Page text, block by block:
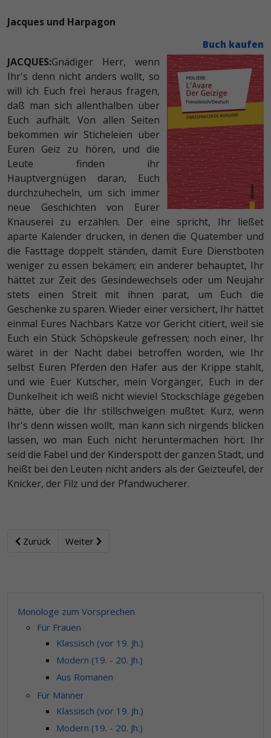
Jacques und Harpagon
Buch kaufen
JACQUES:Gnädiger Herr, wenn
Ihr's denn nicht anders wollt, so
will ich Euch frei heraus fragen,
daß man sich allenthalben über
Euch aufhält. Von allen Seiten
bekommen wir Sticheleien über
Euren Geiz zu hören, und die
Leute finden ihr
Hauptvergnügen daran, Euch
durchzuhecheln, um sich immer
neue Geschichten von Eurer
Knauserei zu erzählen. Der eine spricht, Ihr ließet
aparte Kalender drucken, in denen die Quatember und
die Fasttage doppelt ständen, damit Eure Dienstboten
weniger zu essen bekämen; ein anderer behauptet, Ihr
hättet zur Zeit des Gesindewechsels oder um Neujahr
stets einen Streit mit ihnen parat, um Euch die
Geschenke zu sparen. Wieder einer versichert, Ihr hättet
einmal Eures Nachbars Katze vor Gericht citiert, weil sie
Euch ein Stück Schöpskeule gefressen; noch einer, Ihr
wäret in der Nacht dabei betroffen worden, wie Ihr
selbst Euren Pferden den Hafer aus der Krippe stahlt,
und wie Euer Kutscher, mein Vorgänger, Euch in der
Dunkelheit ich weiß nicht wieviel Stockschläge gegeben
hätte, über die Ihr stillschweigen mußtet. Kurz, wenn
Ihr's denn wissen wollt, man kann sich nirgends blicken
lassen, wo man Euch nicht heruntermachen hört. Ihr
seid die Fabel und der Kinderspott der ganzen Stadt, und
heißt bei den Leuten nicht anders als der Geizteufel, der
Knicker, der Filz und der Pfandwucherer.
Zurück Weiter
Monologe zum Vorsprechen
Für Frauen
Klassisch (vor 19. Jh.)
Modern (19. - 20. Jh.)
Aus Romanen
Für Männer
Klassisch (vor 19. Jh.)
Modern (19. - 20. Jh.)